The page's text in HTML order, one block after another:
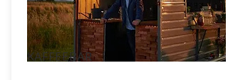
KAFFEEBAR